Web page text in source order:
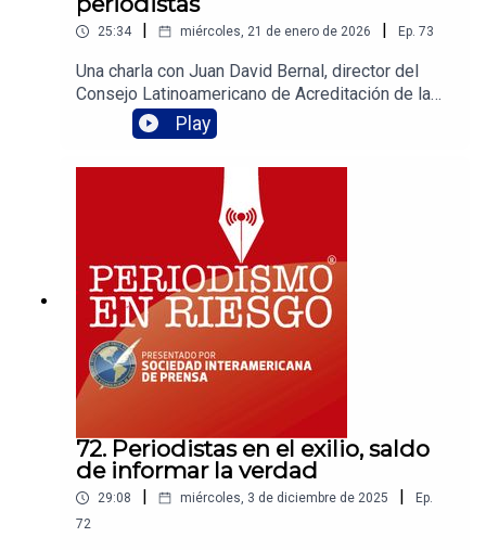
25:34 | miércoles, 21 de enero de 2026 | Ep. 73
Una charla con Juan David Bernal, director del
Consejo Latinoamericano de Acreditación de la
Educación en Periodismo (CLAEP), encargado de
asesorar universidades y escuelas de
periodismo en todo el continente, para mantener
vigentes y modernizados sus planes de
estudios. El propósito: mantener en un buen nivel
la profesionalización del gremio y de los nuevos
comunicadores e informadores.
Play
72. Periodistas en el exilio, saldo
de informar la verdad
29:08 | miércoles, 3 de diciembre de 2025 |
Ep.
72